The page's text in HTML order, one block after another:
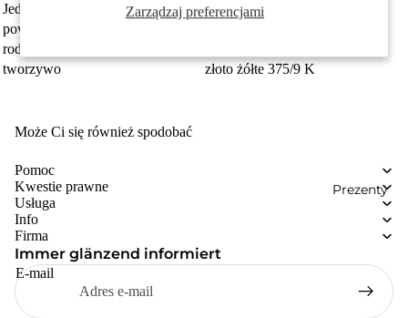
Zarządzaj preferencjami
Prezenty
Jednostka
Para
powierzchnia
rodzaj biżuterii
tworzywo
złoto żółte 375/9 K
Może Ci się również spodobać
Pomoc
Kwestie prawne
Usługa
Info
Firma
Immer glänzend informiert
E-mail